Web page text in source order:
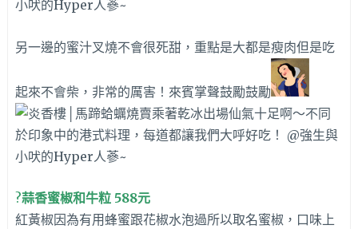
另一邊的蜜汁叉燒不會很死甜，重點是大都是瘦肉但是吃
起來不會柴，非常的厲害！來賓掌聲鼓勵鼓勵
?蒜香蜜椒和牛粒 588元
紅黃椒因為有用蜂蜜跟花椒水泡過所以取名蜜椒，口味上